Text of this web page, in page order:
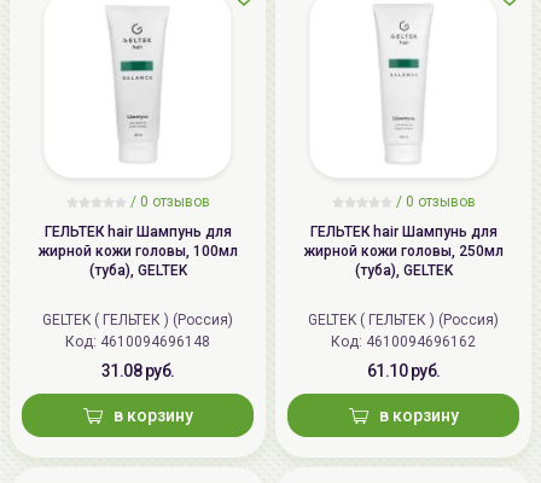
/ 0 отзывов
ГЕЛЬТЕК hair Шампунь для
жирной кожи головы, 100мл
(туба), GELTEK
GELTEK ( ГЕЛЬТЕК ) (Россия)
Код: 4610094696148
31.08 руб.
в корзину
/ 0 отзывов
ГЕЛЬТЕК hair Шампунь для
жирной кожи головы, 250мл
(туба), GELTEK
GELTEK ( ГЕЛЬТЕК ) (Россия)
Код: 4610094696162
61.10 руб.
в корзину